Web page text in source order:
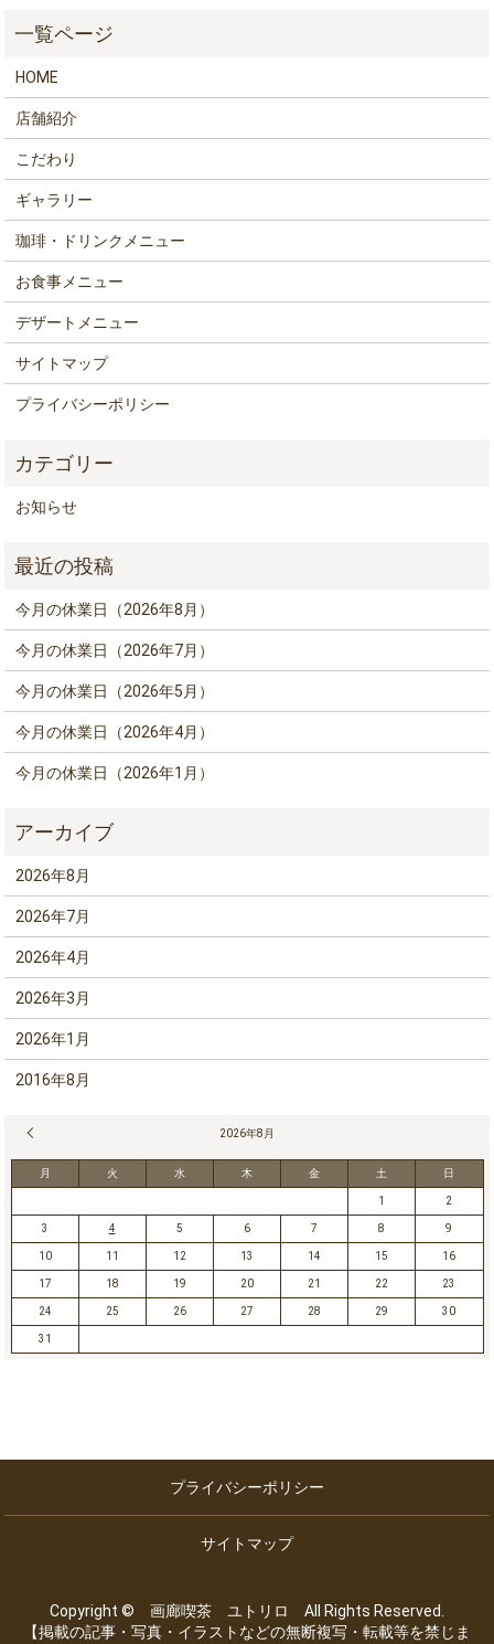
HOME
店舗紹介
こだわり
ギャラリー
珈琲・ドリンクメニュー
お食事メニュー
デザートメニュー
サイトマップ
プライバシーポリシー
お知らせ
今月の休業日（2026年8月）
今月の休業日（2026年7月）
今月の休業日（2026年5月）
今月の休業日（2026年4月）
今月の休業日（2026年1月）
2026年8月
2026年7月
2026年4月
2026年3月
2026年1月
2016年8月
2026年8月
月 火 水 木 金 土 日
1 2
3 4 5 6 7 8 9
10 11 12 13 14 15 16
17 18 19 20 21 22 23
24 25 26 27 28 29 30
31
プライバシーポリシー
サイトマップ
Copyright © 画廊喫茶 ユトリロ All Rights Reserved.
【掲載の記事・写真・イラストなどの無断複写・転載等を禁じま